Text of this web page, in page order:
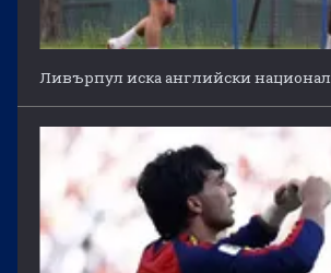
Ливърпул иска английски национал